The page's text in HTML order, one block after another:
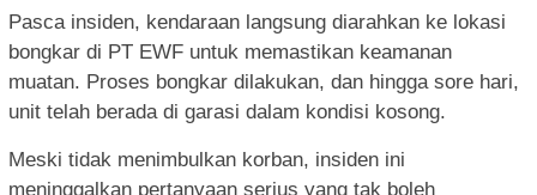
Pasca insiden, kendaraan langsung diarahkan ke lokasi
bongkar di PT EWF untuk memastikan keamanan
muatan. Proses bongkar dilakukan, dan hingga sore hari,
unit telah berada di garasi dalam kondisi kosong.
Meski tidak menimbulkan korban, insiden ini
meninggalkan pertanyaan serius yang tak boleh